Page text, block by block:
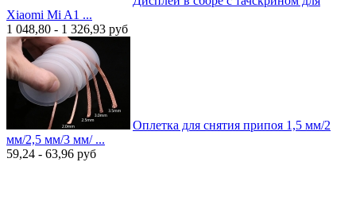
Xiaomi Mi A1 ...
1 048,80 - 1 326,93 руб
Оплетка для снятия припоя 1,5 мм/2
мм/2,5 мм/3 мм/ ...
59,24 - 63,96 руб